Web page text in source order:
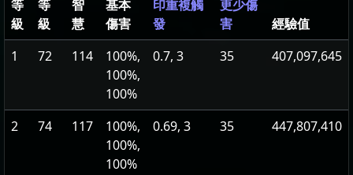
等
級
等
級
智
慧
基本
傷害
印重複觸
發
更少傷
害
經驗值
1
72 114
100%,
100%,
100%
0.7, 3 35 407,097,645
2 74 117
100%,
100%,
100%
0.69, 3 35 447,807,410